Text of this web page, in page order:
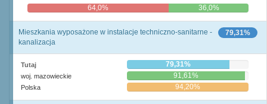
64,0% 36,0%
79,31%
Mieszkania wyposażone w instalacje techniczno-sanitarne -
kanalizacja
Tutaj 79,31%
woj. mazowieckie 91,61%
Polska 94,20%